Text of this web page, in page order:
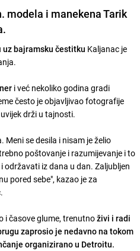
modela i manekena Tarik
uz bajramsku čestitku Kaljanac je
i već nekoliko godina gradi
često je objavljivao fotografije
drži u tajnosti.
Meni se desila i nisam je želio
poštovanje i razumijevanje i to
održavati iz dana u dan. Zaljubljen
pored sebe", kazao je za
i časove glume, trenutnoživi i radi
zaprosio je nedavno na tokom
organizirano u Detroitu.